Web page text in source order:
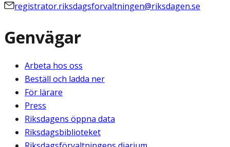
registrator.riksdagsforvaltningen@riksdagen.se
Genvägar
Arbeta hos oss
Beställ och ladda ner
För lärare
Press
Riksdagens öppna data
Riksdagsbiblioteket